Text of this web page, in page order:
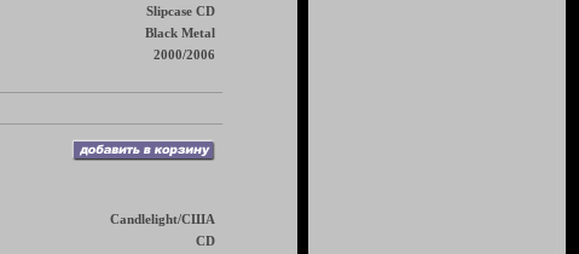
Slipcase CD
Black Metal
2000/2006
Candlelight/США
CD